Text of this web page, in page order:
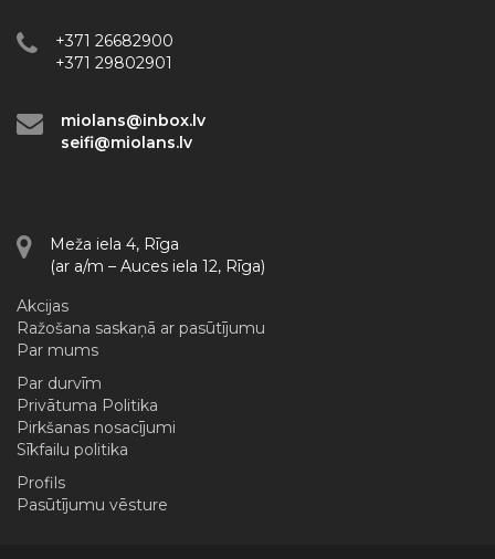
+371 26682900
+371 29802901
miolans@inbox.lv
seifi@miolans.lv
Meža iela 4, Rīga
(ar a/m – Auces iela 12, Rīga)
Akcijas
Ražošana saskaņā ar pasūtījumu
Par mums
Par durvīm
Privātuma Politika
Pirkšanas nosacījumi
Sīkfailu politika
Profils
Pasūtījumu vēsture